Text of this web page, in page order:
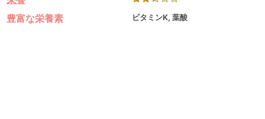
豊富な栄養素
ビタミンK, 葉酸